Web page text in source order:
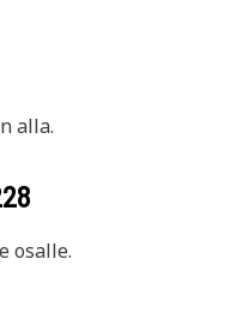
alla.
osalle.